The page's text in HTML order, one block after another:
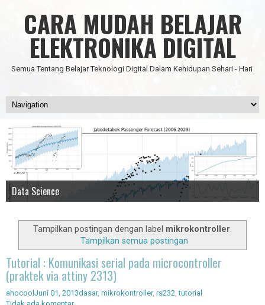
CARA MUDAH BELAJAR
ELEKTRONIKA DIGITAL
Semua Tentang Belajar Teknologi Digital Dalam Kehidupan Sehari - Hari
IC Timer 555 yang Multifungsi
Data Science
JAM DIGITAL 6 DIGIT TANPA MICRO FULL CMOS
Node Red - Kontrol Industri 4.0
Tampilkan postingan dengan labelmikrokontroller
Tampilkan semua postingan
Tutorial : Komunikasi serial pada microcontroller
(praktek via attiny 2313)
ahocoolJuni 01, 2013 , , ,